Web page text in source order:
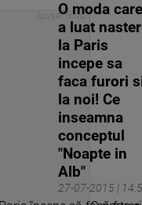
27-07-2015 |
O moda care
a luat
la Paris
incepe sa
faca furori
la noi! Ce
inseamna
conceptul
"Noapte in
Alb"